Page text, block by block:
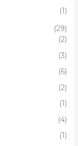
(1)
(29)
(2)
(3)
(6)
(2)
(1)
(4)
(1)